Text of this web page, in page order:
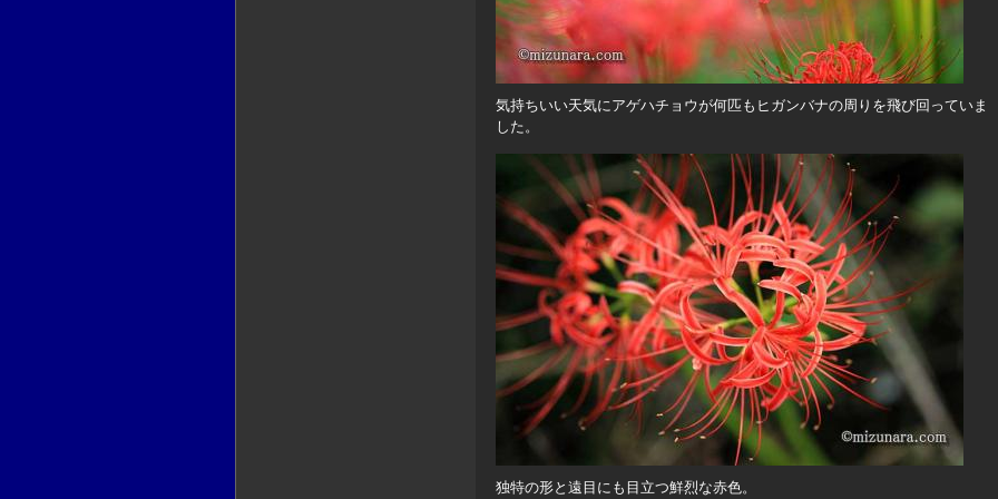
気持ちいい天気にアゲハチョウが何匹もヒガンバナの周りを飛び回っていま
した。
独特の形と遠目にも目立つ鮮烈な赤色。